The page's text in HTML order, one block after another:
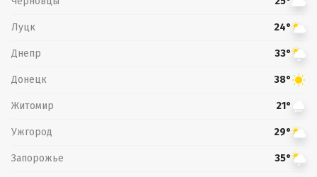
Луцк 24°
Днепр 33°
Донецк 38°
Житомир 21°
Ужгород 29°
Запорожье 35°